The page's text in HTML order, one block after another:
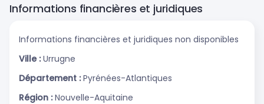
Informations financières et juridiques
Informations financières et juridiques non disponibles
Ville : Urrugne
Département : Pyrénées-Atlantiques
Région : Nouvelle-Aquitaine